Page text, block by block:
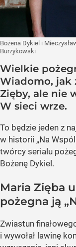
Bożena Dykiel i
Burzykowski
Wielkie
Wiadomo, jak
Zięby, ale nie
W sieci wrze.
To będzie jeden z
w historii „Na
twórcy serialu
Bożenę Dykiel.
Maria Zięba
pożegna ją
Zwiastun
i wywołał lawinę